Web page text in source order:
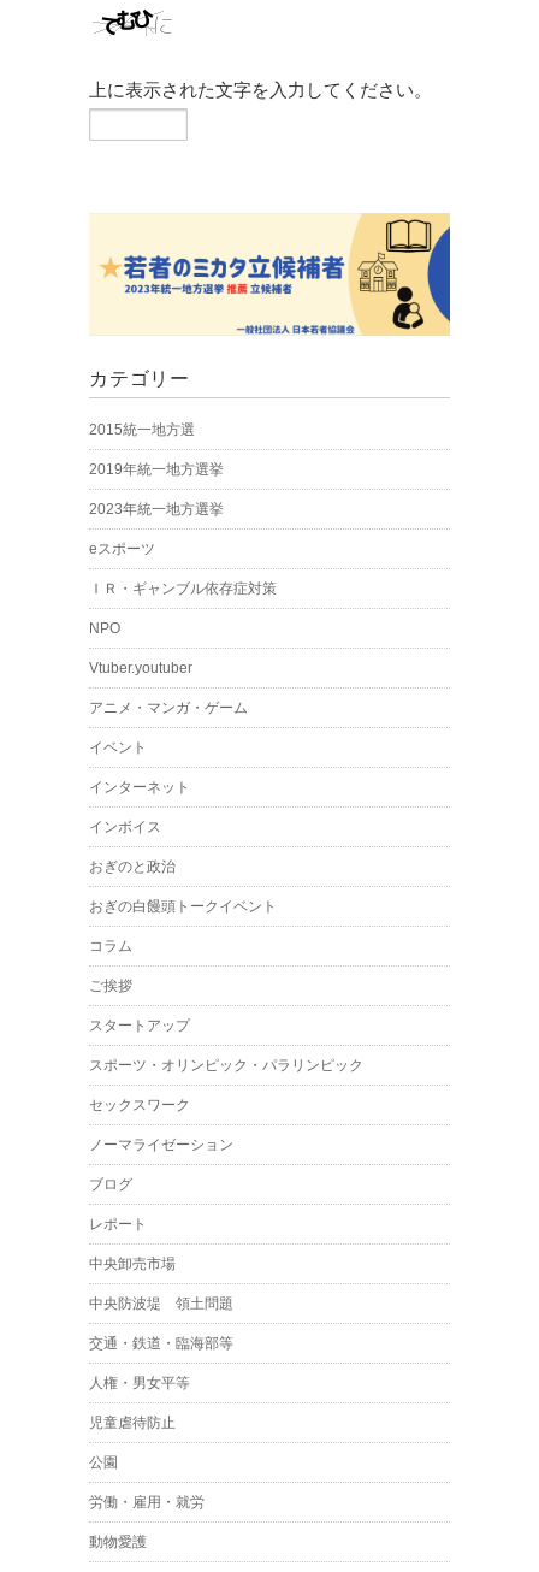
上に表示された文字を入力してください。
カテゴリー
2015統一地方選
2019年統一地方選挙
2023年統一地方選挙
eスポーツ
ＩＲ・ギャンブル依存症対策
NPO
Vtuber.youtuber
アニメ・マンガ・ゲーム
イベント
インターネット
インボイス
おぎのと政治
おぎの白饅頭トークイベント
コラム
ご挨拶
スタートアップ
スポーツ・オリンピック・パラリンピック
セックスワーク
ノーマライゼーション
ブログ
レポート
中央卸売市場
中央防波堤 領土問題
交通・鉄道・臨海部等
人権・男女平等
児童虐待防止
公園
労働・雇用・就労
動物愛護